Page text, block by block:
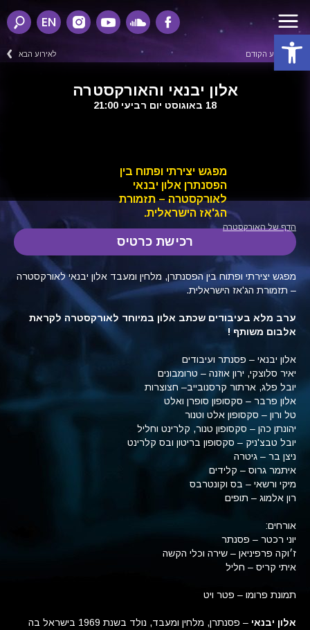
פתח סרגל נגישות
EN
לאירוע הקודם לאירוע הבא
אלון יבנאי והאורקסטרה
18 באוגוסט יום רביעי 21:00
מפגש יצירתי ופתוח בין
הפסנתרן אלון יבנאי
לאורקסטרה – תזמורת
הג'אז הישראלית.
הדף של האורקסטרה
רכישת כרטיס
מפגש יצירתי ופתוח בין הפסנתרן, מלחין ומעבד אלון יבנאי לאורקסטרה
– תזמורת הג'אז הישראלית.
ערב מלא בעיבודים שכתב אלון במיוחד לאורקסטרה לקראת
אלבום משותף !
אלון יבנאי – פסנתר ועיבודים
יאיר סלוצקי, ירון אוזנה – טרומבונים
יובל פלג, ארתור קרסנובייב– חצוצרות
אלון פרבר – סקסופון סופרן ואלט
טל ורון – סקסופון אלט וטנור
יהונתן כהן – סקסופון טנור, קלרינט וחליל
יובל טבצ'ניק – סקסופון בריטון ובס קלרינט
ניצן בר – גיטרה
איתמר גרוס – קלידים
מיקי ורשאי – בס וקונטרבס
רון אלמוג – תופים
אורחים:
יוני רכטר – פסנתר
ז׳וקה פרפיניאן – שירה וכלי הקשה
איתי קריס – חליל
תמונת פרומו – פטר ויט
אלון יבנאי
– פסנתרן, מלחין ומעבד, נולד בשנת 1969 בישראל בה